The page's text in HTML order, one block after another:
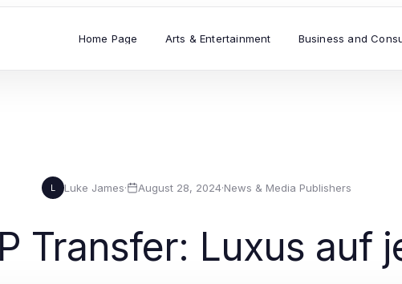
Home Page Arts & Entertainment Business and
L Luke James· August 28, 2024·News & Media Publishers
Transfer: Luxus auf